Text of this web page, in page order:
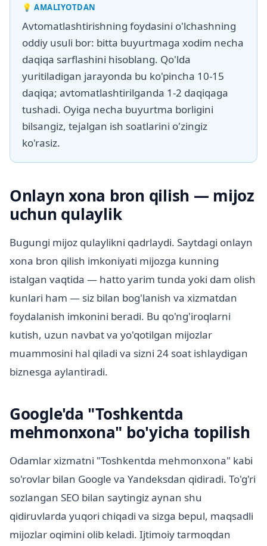
💡AMALIYOTDAN
Avtomatlashtirishning foydasini o'lchashning
oddiy usuli bor: bitta buyurtmaga xodim necha
daqiqa sarflashini hisoblang. Qo'lda
yuritiladigan jarayonda bu ko'pincha 10-15
daqiqa; avtomatlashtirilganda 1-2 daqiqaga
tushadi. Oyiga necha buyurtma borligini
bilsangiz, tejalgan ish soatlarini o'zingiz
ko'rasiz.
Onlayn xona bron qilish — mijoz
uchun qulaylik
Bugungi mijoz qulaylikni qadrlaydi. Saytdagi onlayn
xona bron qilish imkoniyati mijozga kunning
istalgan vaqtida — hatto yarim tunda yoki dam olish
kunlari ham — siz bilan bog'lanish va xizmatdan
foydalanish imkonini beradi. Bu qo'ng'iroqlarni
kutish, uzun navbat va yo'qotilgan mijozlar
muammosini hal qiladi va sizni 24 soat ishlaydigan
biznesga aylantiradi.
Google'da "Toshkentda
mehmonxona" bo'yicha topilish
Odamlar xizmatni "Toshkentda mehmonxona" kabi
so'rovlar bilan Google va Yandeksdan qidiradi. To'g'ri
sozlangan SEO bilan saytingiz aynan shu
qidiruvlarda yuqori chiqadi va sizga bepul, maqsadli
mijozlar oqimini olib keladi. Ijtimoiy tarmoqdan